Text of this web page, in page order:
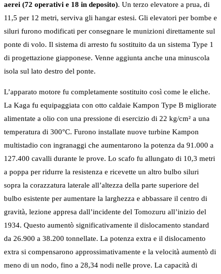
aerei (72 operativi e 18 in deposito). Un terzo elevatore a prua, di
11,5 per 12 metri, serviva gli hangar estesi. Gli elevatori per bombe e
siluri furono modificati per consegnare le munizioni direttamente sul
ponte di volo. Il sistema di arresto fu sostituito da un sistema Type 1
di progettazione giapponese. Venne aggiunta anche una minuscola
isola sul lato destro del ponte.
L’apparato motore fu completamente sostituito così come le eliche.
La Kaga fu equipaggiata con otto caldaie Kampon Type B migliorate
alimentate a olio con una pressione di esercizio di 22 kg/cm² a una
temperatura di 300°C. Furono installate nuove turbine Kampon
multistadio con ingranaggi che aumentarono la potenza da 91.000 a
127.400 cavalli durante le prove. Lo scafo fu allungato di 10,3 metri
a poppa per ridurre la resistenza e ricevette un altro bulbo siluri
sopra la corazzatura laterale all’altezza della parte superiore del
bulbo esistente per aumentare la larghezza e abbassare il centro di
gravità, lezione appresa dall’incidente del Tomozuru all’inizio del
1934. Questo aumentò significativamente il dislocamento standard
da 26.900 a 38.200 tonnellate. La potenza extra e il dislocamento
extra si compensarono approssimativamente e la velocità aumentò di
meno di un nodo, fino a 28,34 nodi nelle prove. La capacità di